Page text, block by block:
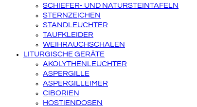
SCHIEFER- UND NATURSTEINTAFELN
STERNZEICHEN
STANDLEUCHTER
TAUFKLEIDER
WEIHRAUCHSCHALEN
LITURGISCHE GERÄTE
AKOLYTHENLEUCHTER
ASPERGILLE
ASPERGILLEIMER
CIBORIEN
HOSTIENDOSEN